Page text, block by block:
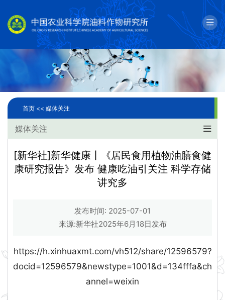
English 邮箱
科学研究
人才队伍
国际合作
首页 << 媒体关注
媒体关注
[新华社]新华健康丨《居民食用植物油膳食健
康研究报告》发布 健康吃油引关注 科学存储
讲究多
发布时间: 2025-07-01
来源:新华社2025年6月18日发布
https://h.xinhuaxmt.com/vh512/share/12596579?
docid=12596579&newstype=1001&d=134fffa&ch
annel=weixin